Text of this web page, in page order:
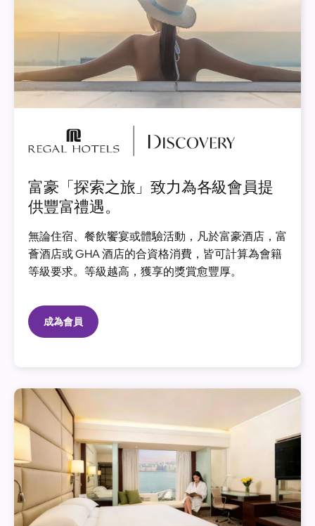
片
富豪「探索之旅」致力為各級會員提
供豐富禮遇。
無論住宿、餐飲饗宴或體驗活動，凡於富豪酒店，富
薈酒店或 GHA 酒店的合資格消費，皆可計算為會籍
等級要求。等級越高，獲享的獎賞愈豐厚。
成為會員